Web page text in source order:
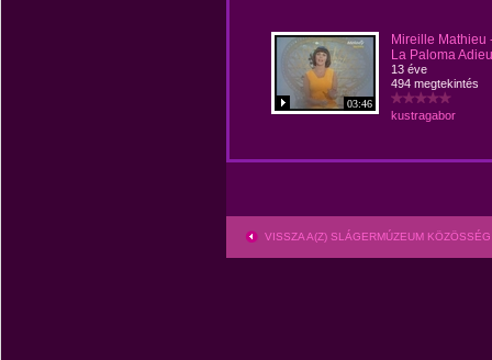
03:46
Mireille Mathieu
La Paloma Adieu
13 éve
494 megtekintés
kustragabor
VISSZA A(Z) SLÁGERMÚZEUM